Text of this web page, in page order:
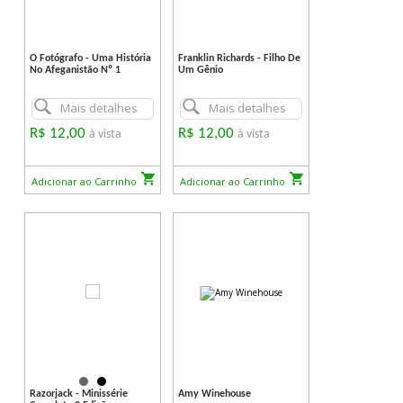
O Fotógrafo - Uma História
No Afeganistão Nº 1
Mais detalhes
R$ 12,00à vista
Adicionar ao Carrinho
Franklin Richards - Filho De
Um Gênio
Mais detalhes
R$ 12,00à vista
Adicionar ao Carrinho
Razorjack - Minissérie
Amy Winehouse